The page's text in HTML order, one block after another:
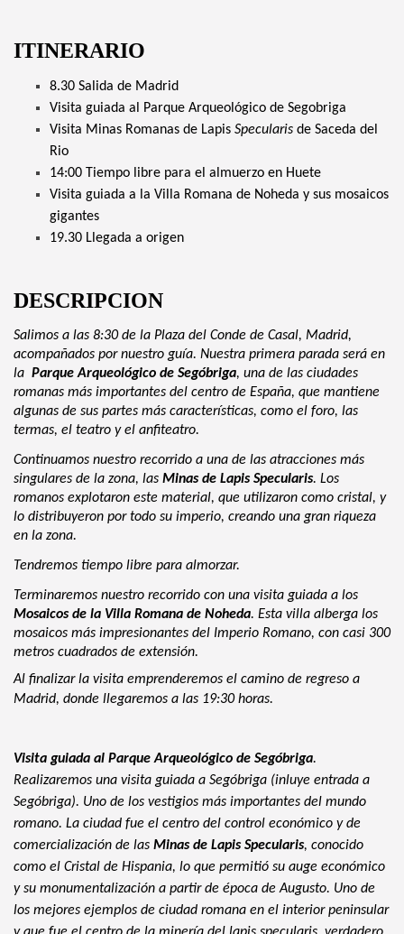
ITINERARIO
8.30 Salida de Madrid
Visita guiada al Parque Arqueológico de Segobriga
Visita Minas Romanas de Lapis Specularis de Saceda del
Rio
14:00 Tiempo libre para el almuerzo en Huete
Visita guiada a la Villa Romana de Noheda y sus mosaicos
gigantes
19.30 Llegada a origen
DESCRIPCION
Salimos a las 8:30 de la Plaza del Conde de Casal, Madrid,
acompañados por nuestro guía. Nuestra primera parada será en
la Parque Arqueológico de Segóbriga, una de las ciudades
romanas más importantes del centro de España, que mantiene
algunas de sus partes más características, como el foro, las
termas, el teatro y el anfiteatro.
Continuamos nuestro recorrido a una de las atracciones más
singulares de la zona, las Minas de Lapis Specularis. Los
romanos explotaron este material, que utilizaron como cristal, y
lo distribuyeron por todo su imperio, creando una gran riqueza
en la zona.
Tendremos tiempo libre para almorzar.
Terminaremos nuestro recorrido con una visita guiada a los
Mosaicos de la Villa Romana de Noheda. Esta villa alberga los
mosaicos más impresionantes del Imperio Romano, con casi 300
metros cuadrados de extensión.
Al finalizar la visita emprenderemos el camino de regreso a
Madrid, donde llegaremos a las 19:30 horas.
Visita guiada al Parque Arqueológico de Segóbriga.
Realizaremos una visita guiada a Segóbriga (inluye entrada a
Segóbriga). Uno de los vestigios más importantes del mundo
romano. La ciudad fue el centro del control económico y de
comercialización de las Minas de Lapis Specularis, conocido
como el Cristal de Hispania, lo que permitió su auge económico
y su monumentalización a partir de época de Augusto. Uno de
los mejores ejemplos de ciudad romana en el interior peninsular